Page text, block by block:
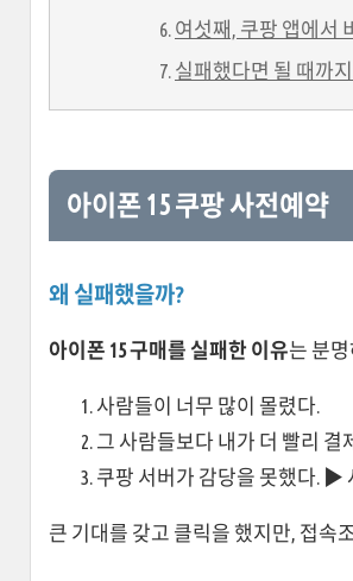
여섯째, 쿠팡 앱에서
실패했다면 될 때까지
아이폰 15 쿠팡 사전예약
왜 실패했을까?
아이폰 15 구매를 실패한 이유는 분
사람들이 너무 많이 몰렸다.
그 사람들보다 내가 더 빨리 결
쿠팡 서버가 감당을 못했다. ▶
큰 기대를 갖고 클릭을 했지만, 접속